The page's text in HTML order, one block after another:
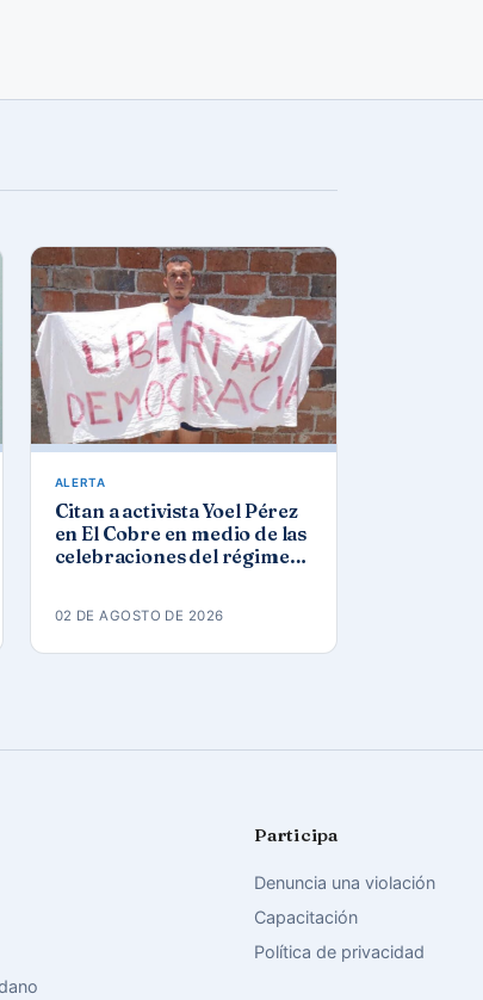
ALERTA
Citan a activista Yoel Pérez
en El Cobre en medio de las
celebraciones del régimen
02 DE AGOSTO DE 2026
Participa
Denuncia una violación
Capacitación
Política de privacidad